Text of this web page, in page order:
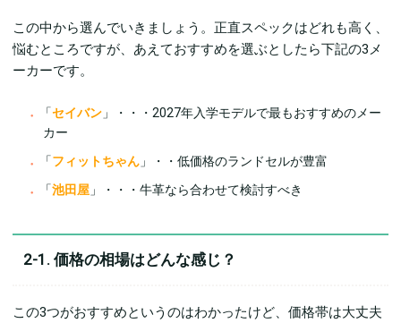
この中から選んでいきましょう。正直スペックはどれも高く、
悩むところですが、あえておすすめを選ぶとしたら下記の3メ
ーカーです。
「セイバン 」・・・2027年入学モデルで最もおすすめのメー
カー
「フィットちゃん 」・・低価格のランドセルが豊富
「池田屋 」・・・牛革なら合わせて検討すべき
2-1. 価格の相場はどんな感じ？
この3つがおすすめというのはわかったけど、価格帯は大丈夫